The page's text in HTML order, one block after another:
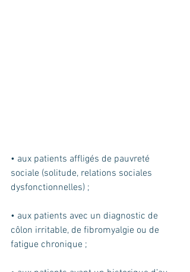
• aux patients affligés de pauvreté
sociale (solitude, relations sociales
dysfonctionnelles) ;
• aux patients avec un diagnostic de
côlon irritable, de fibromyalgie ou de
fatigue chronique ;